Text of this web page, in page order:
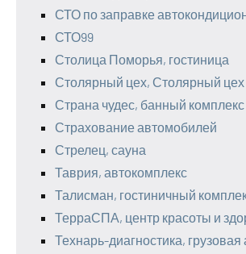
СТО по заправке
СТО99
Столица Поморья, гостиница
Столярный цех, Столярный цех
Страна чудес, банный комплекс
Страхование автомобилей
Стрелец, сауна
Таврия, автокомплекс
Талисман, гостиничный
ТерраСПА, центр красоты и
Технарь-диагностика, грузовая